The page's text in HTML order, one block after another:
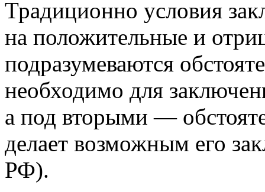
Традиционно условия
на положительные и
подразумеваются
необходимо для
а под вторыми —
делает возможным его
РФ).